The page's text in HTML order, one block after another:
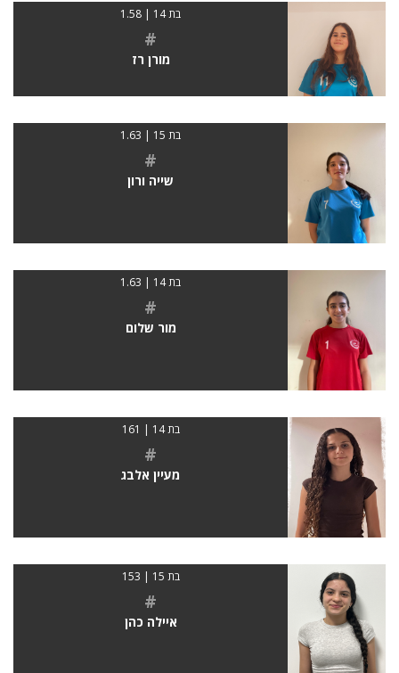
בת 14 | 1.58
#
מורן רז
בת 15 | 1.63
#
שייה ורון
בת 14 | 1.63
#
מור שלום
בת 14 | 161
#
מעיין אלבג
בת 15 | 153
#
איילה כהן